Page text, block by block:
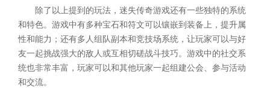
除了以上提到的玩法，迷失传奇游戏还有一些独特的系统
和特色。游戏中有多种宝石和符文可以镶嵌到装备上，提升属
性和能力；还有多人组队副本和竞技场系统，让玩家可以与好
友一起挑战强大的敌人或互相切磋战斗技巧。游戏中的社交系
统也非常丰富，玩家可以和其他玩家一起组建公会、参与活动
和交流。